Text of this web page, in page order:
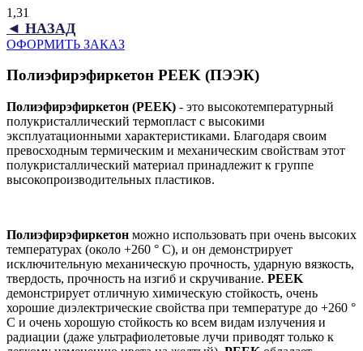
1,31
◄ НАЗАД
ОФОРМИТЬ ЗАКАЗ
Полиэфирэфиркетон PEEK (ПЭЭК)
Полиэфирэфиркетон (PEEK) - это высокотемпературный
полукристаллический термопласт с высокими
эксплуатационными характеристиками. Благодаря своим
превосходным термическим и механическим свойствам этот
полукристаллический материал принадлежит к группе
высокопроизводительных пластиков.
Полиэфирэфиркетон можно использовать при очень высоких
температурах (около +260 ° C), и он демонстрирует
исключительную механическую прочность, ударную вязкость,
твердость, прочность на изгиб и скручивание. PEEK
демонстрирует отличную химическую стойкость, очень
хорошие диэлектрические свойства при температуре до +260 °
C и очень хорошую стойкость ко всем видам излучения и
радиации (даже ультрафиолетовые лучи приводят только к